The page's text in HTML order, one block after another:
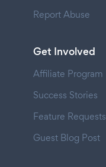
Report Abuse
Get Involved
Affiliate Program
Success Stories
Feature Requests
Guest Blog Post